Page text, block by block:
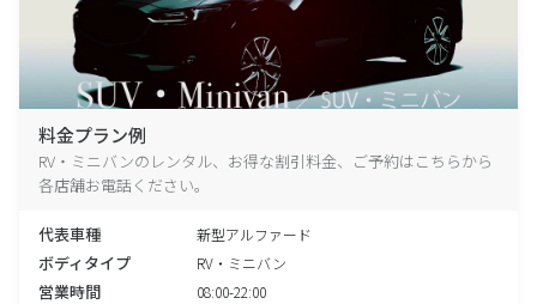
料金プラン例
RV・ミニバンのレンタル、お得な割引料金、ご予約はこちらから
各店舗お電話ください。
代表車種 新型アルファード
ボディタイプ RV・ミニバン
営業時間 08:00-22:00